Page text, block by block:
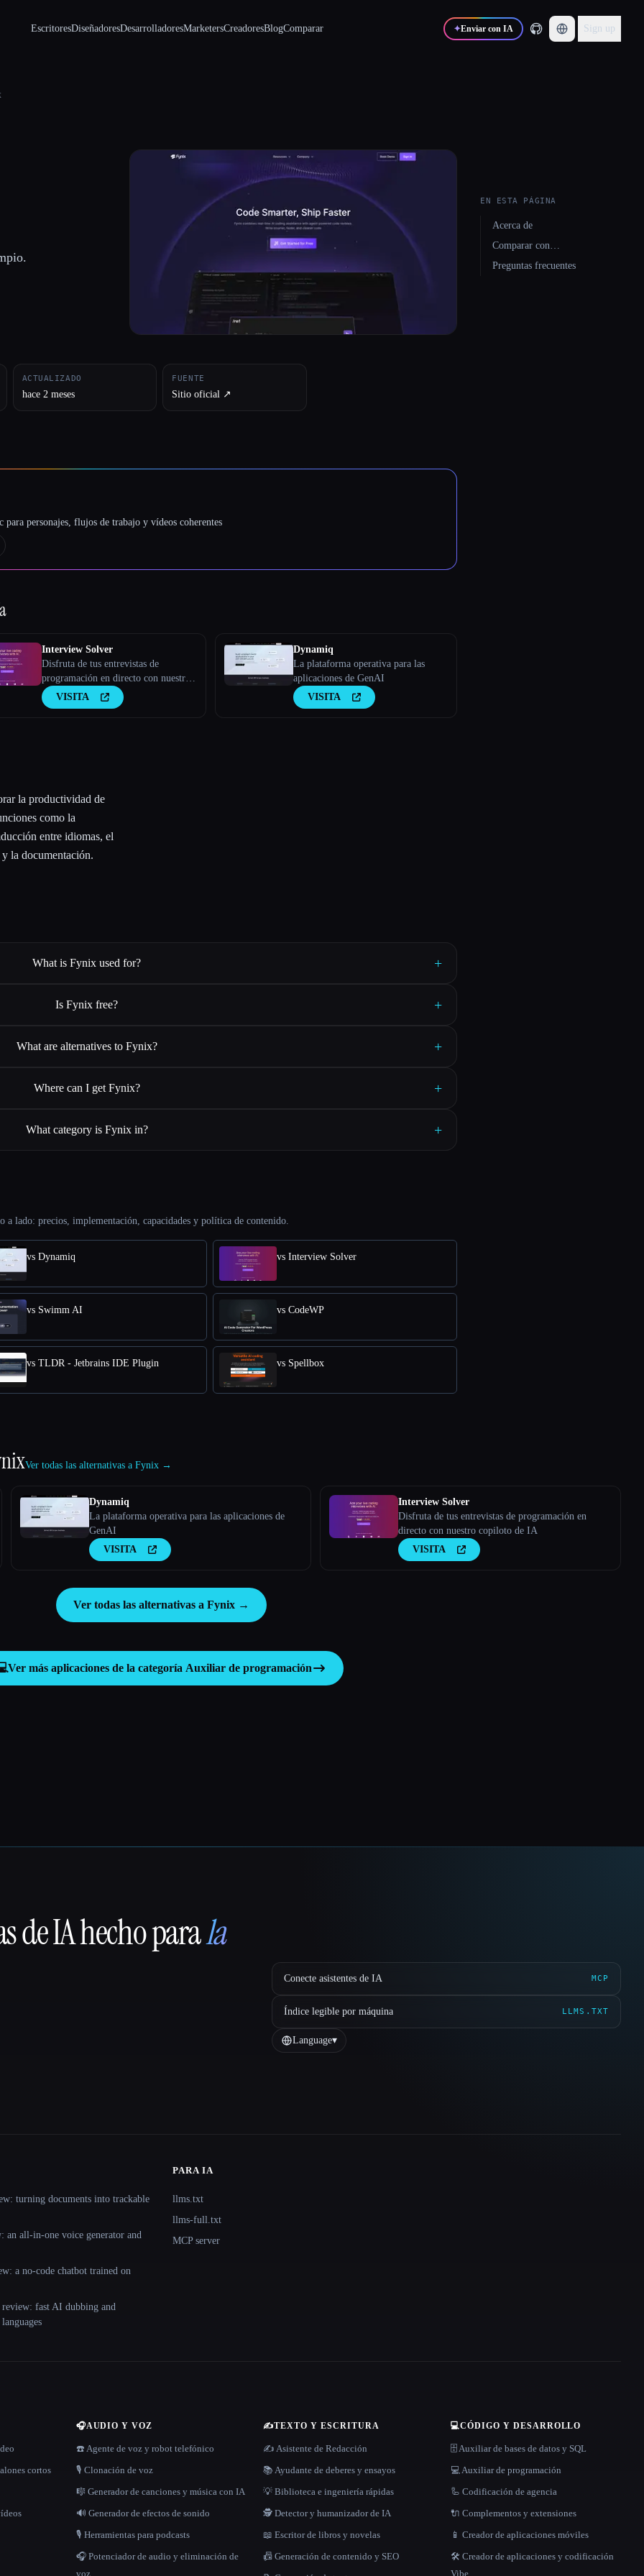
EscritoresDiseñadoresDesarrolladoresMarketersCreadoresBlogComparar ✦Enviar con IA Sign up
ACTUALIZADO
hace 2 meses
FUENTE
Sitio oficial ↗︎
personajes, flujos de trabajo y vídeos coherentes
Interview Solver
Disfruta de tus entrevistas de
programación en directo con nuestro
copiloto de IA
VISITA
Dynamiq
La plataforma operativa para las
aplicaciones de GenAI
VISITA
la productividad de
como la
entre idiomas, el
la documentación.
What is Fynix used for? +
Is Fynix free? +
What are alternatives to Fynix? +
Where can I get Fynix? +
What category is Fynix in? +
lado: precios, implementación, capacidades y política de contenido.
vs Dynamiq vs Interview Solver
vs Swimm AI vs CodeWP
vs TLDR - Jetbrains IDE Plugin vs Spellbox
EN ESTA PÁGINA
Acerca de
Comparar con…
Preguntas frecuentes
Ver todas las alternativas a Fynix →
Dynamiq
La plataforma operativa para las aplicaciones de
GenAI
VISITA
Interview Solver
Disfruta de tus entrevistas de programación en
directo con nuestro copiloto de IA
VISITA
Ver todas las alternativas a Fynix →
Ver más aplicaciones de la categoría Auxiliar de programación
de IA hecho parala
Conecte asistentes de IA MCP
Índice legible por máquina LLMS.TXT
Language▾
turning documents into trackable
an all-in-one voice generator and
a no-code chatbot trained on
fast AI dubbing and
PARA IA
llms.txt
llms-full.txt
MCP server
cortos
🎧AUDIO Y VOZ
☎️ Agente de voz y robot telefónico
🎙️ Clonación de voz
🎼 Generador de canciones y música con IA
🔊 Generador de efectos de sonido
🎙️ Herramientas para podcasts
🎧 Potenciador de audio y eliminación de
voz
✍️TEXTO Y ESCRITURA
✍️ Asistente de Redacción
📚 Ayudante de deberes y ensayos
💡 Biblioteca e ingeniería rápidas
🕵️ Detector y humanizador de IA
📖 Escritor de libros y novelas
📠 Generación de contenido y SEO
💻CÓDIGO Y DESARROLLO
🗄️ Auxiliar de bases de datos y SQL
💻 Auxiliar de programación
🦾 Codificación de agencia
🔌 Complementos y extensiones
📱 Creador de aplicaciones móviles
🛠️ Creador de aplicaciones y codificación
Vibe